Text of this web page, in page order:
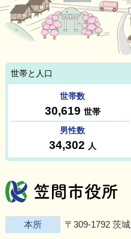
本所 〒309-1792 茨